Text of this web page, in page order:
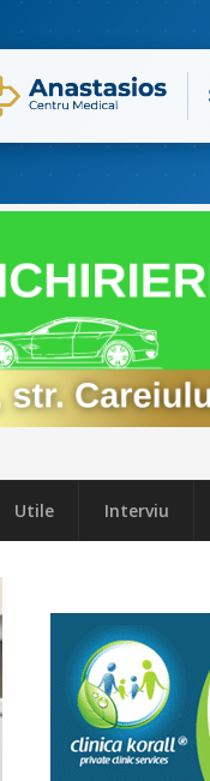
Utile Interviu